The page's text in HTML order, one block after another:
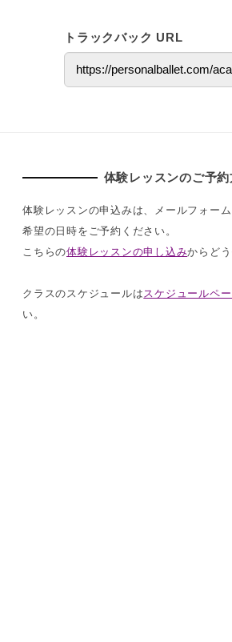
トラックバック URL
体験レッスンのご予
体験レッスンの申込みは、メールフォー
希望の日時をご予約ください。
こちらの体験レッスンの申し込みからどう
クラスのスケジュールはスケジュールペー
い。